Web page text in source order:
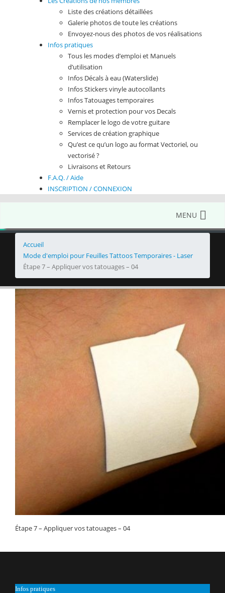
Liste des créations détaillées
Galerie photos de toute les créations
Envoyez-nous des photos de vos réalisations
Infos pratiques
Tous les modes d’emploi et Manuels
d’utilisation
Infos Décals à eau (Waterslide)
Infos Stickers vinyle autocollants
Infos Tatouages temporaires
Vernis et protection pour vos Decals
Remplacer le logo de votre guitare
Services de création graphique
Qu’est ce qu’un logo au format Vectoriel, ou
vectorisé ?
Livraisons et Retours
F.A.Q. / Aide
INSCRIPTION / CONNEXION
MENU
Accueil
Mode d'emploi pour Feuilles Tattoos Temporaires - Laser
Étape 7 – Appliquer vos tatouages – 04
Étape 7 – Appliquer vos tatouages – 04
Infos pratiques